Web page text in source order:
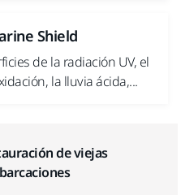
Shield
de la radiación UV, el
la lluvia ácida,...
de viejas